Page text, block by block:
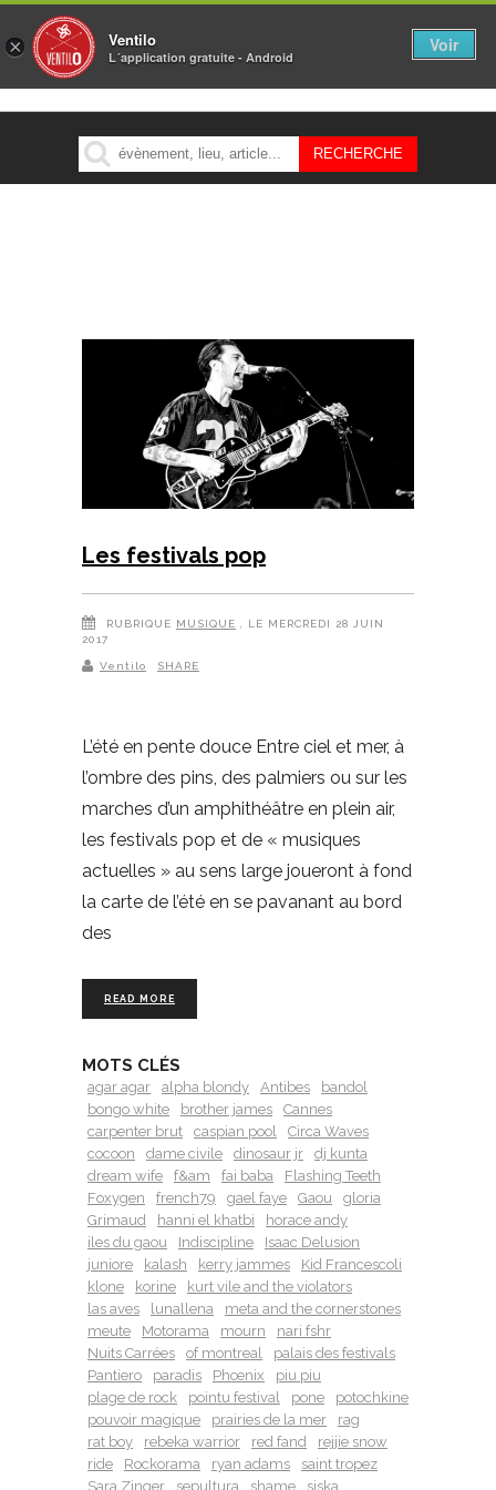
MENU
Les festivals pop
RUBRIQUE MUSIQUE
, LE MERCREDI 28 JUIN
2017
Ventilo SHARE
L’été en pente douce Entre ciel et mer, à
l’ombre des pins, des palmiers ou sur les
marches d’un amphithéâtre en plein air,
les festivals pop et de « musiques
actuelles » au sens large joueront à fond
la carte de l’été en se pavanant au bord
des
READ MORE
MOTS CLÉS
agar agar alpha blondy Antibes
bandol
bongo white
brother james
Cannes
carpenter brut
caspian pool
Circa Waves
cocoon
dame civile dinosaur jr
dj kunta
dream wife
f&am fai baba
Flashing Teeth
Foxygen
french79 gael faye Gaou
gloria
Grimaud
hanni el khatbi
horace andy
iles du gaou
Indiscipline
Isaac Delusion
juniore
kalash kerry jammes
Kid Francescoli
klone
korine
kurt vile and the violators
las aves
lunallena
meta and the cornerstones
meute
Motorama mourn
nari fshr
Nuits Carrées
of montreal
palais des festivals
Pantiero
paradis Phœnix
piu piu
plage de rock
pointu festival pone
potochkine
pouvoir magique
prairies de la mer
rag
rat boy
rebeka warrior red fand
rejjie snow
ride
Rockorama ryan adams
saint tropez
Sara Zinger
sepultura shame siska
× Ventilo
L´application gratuite - Android
Voir